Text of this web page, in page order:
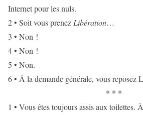
Internet pour les nuls.
2 • Soit vous prenez Libération…
3 • Non !
4 • Non !
5 • Non.
6 • À la demande générale, vous reposez
* * *
1 • Vous êtes toujours assis aux toilettes.